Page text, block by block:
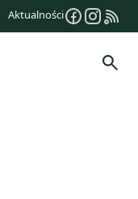
Aktualności